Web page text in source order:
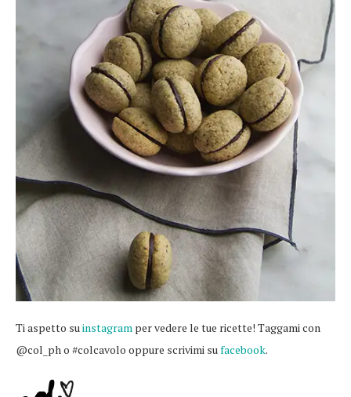
Ti aspetto su instagram per vedere le tue ricette! Taggami con
@col_ph o #colcavolo oppure scrivimi su facebook.